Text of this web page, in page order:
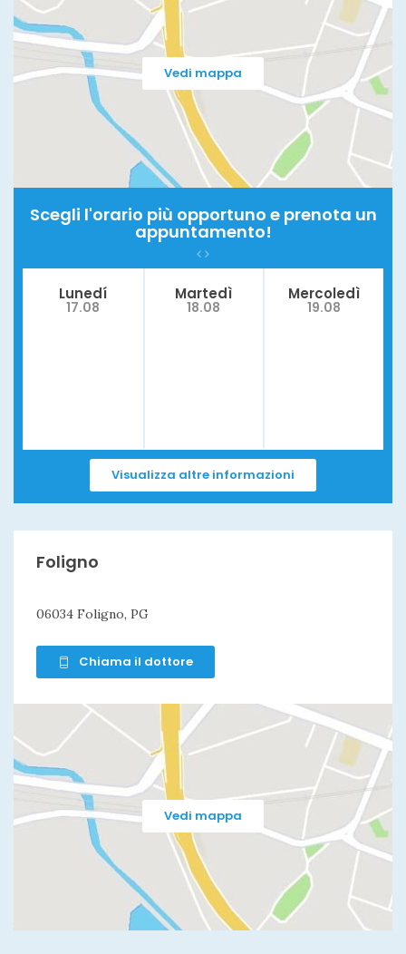
Vedi mappa
Scegli l'orario più opportuno e prenota un
appuntamento!
Lunedí
17.08
Martedì
18.08
Mercoledì
19.08
Visualizza altre informazioni
Foligno
06034 Foligno, PG
Chiama il dottore
Vedi mappa